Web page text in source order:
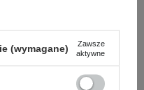
(wymagane)
Zawsze
aktywne